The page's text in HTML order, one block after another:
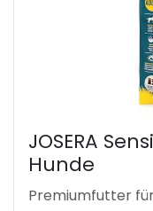
JOSERA
Hunde
Premiumfutter